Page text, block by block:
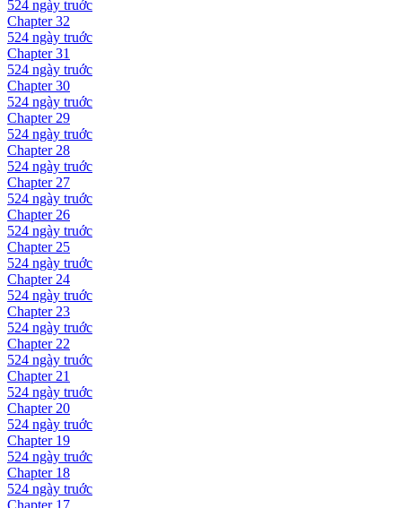
524 ngày truớc
Chapter32
524 ngày truớc
Chapter31
524 ngày truớc
Chapter30
524 ngày truớc
Chapter 29
524 ngày truớc
Chapter 28
524 ngày truớc
Chapter 27
524 ngày truớc
Chapter 26
524 ngày truớc
Chapter 25
524 ngày truớc
Chapter 24
524 ngày truớc
Chapter 23
524 ngày truớc
Chapter 22
524 ngày truớc
Chapter 21
524 ngày truớc
Chapter 20
524 ngày truớc
Chapter 19
524 ngày truớc
Chapter 18
524 ngày truớc
Chapter 17